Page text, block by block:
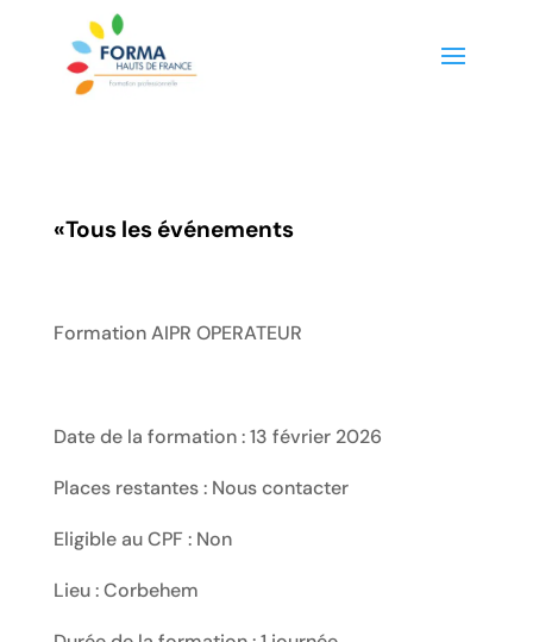
«Tous les événements
Formation AIPR OPERATEUR
Date de la formation : 13 février 2026
Places restantes : Nous contacter
Eligible au CPF : Non
Lieu : Corbehem